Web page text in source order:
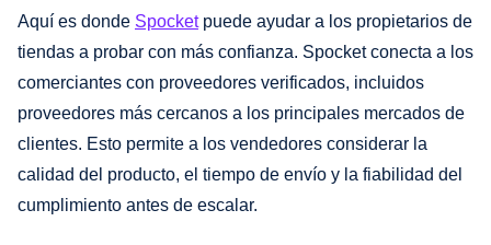
Aquí es donde Spocketpuede ayudar a los propietarios de
tiendas a probar con más confianza. Spocket conecta a los
comerciantes con proveedores verificados, incluidos
proveedores más cercanos a los principales mercados de
clientes. Esto permite a los vendedores considerar la
calidad del producto, el tiempo de envío y la fiabilidad del
cumplimiento antes de escalar.